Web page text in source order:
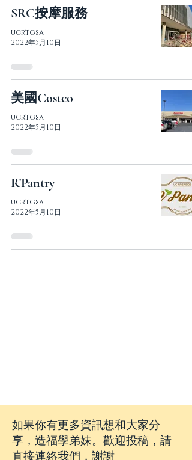
SRC按摩服務
ucrtgsa
2022年5月10日
美國Costco
ucrtgsa
2022年5月10日
R'Pantry
ucrtgsa
2022年5月10日
如果你有更多資訊想和大家分
享，造福學弟妹。歡迎投稿，請
直接連絡我們，謝謝